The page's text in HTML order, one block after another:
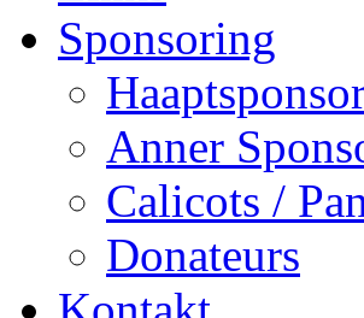
Sponsoring
Anner
Calicots /
Donateurs